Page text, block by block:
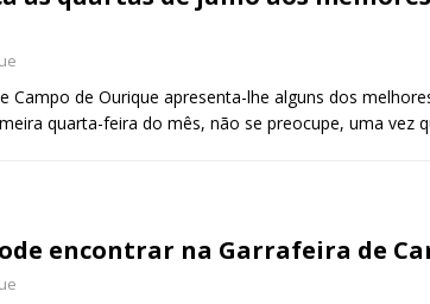
Campo de Ourique apresenta-lhe alguns dos
quarta-feira do mês, não se preocupe, uma vez
encontrar na Garrafeira de